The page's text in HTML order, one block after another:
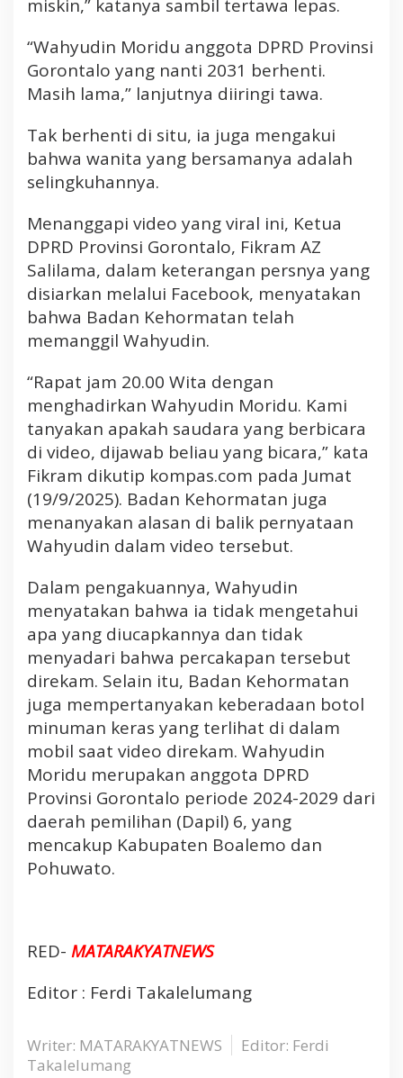
r
N
g
a
I
i
M
a
k
M
s
k
i
n
miskin,” katanya sambil tertawa lepas.
“Wahyudin Moridu anggota DPRD Provinsi
Gorontalo yang nanti 2031 berhenti.
Masih lama,” lanjutnya diiringi tawa.
Tak berhenti di situ, ia juga mengakui
bahwa wanita yang bersamanya adalah
selingkuhannya.
Menanggapi video yang viral ini, Ketua
DPRD Provinsi Gorontalo, Fikram AZ
Salilama, dalam keterangan persnya yang
disiarkan melalui Facebook, menyatakan
bahwa Badan Kehormatan telah
memanggil Wahyudin.
“Rapat jam 20.00 Wita dengan
menghadirkan Wahyudin Moridu. Kami
tanyakan apakah saudara yang berbicara
di video, dijawab beliau yang bicara,” kata
Fikram dikutip kompas.com pada Jumat
(19/9/2025). Badan Kehormatan juga
menanyakan alasan di balik pernyataan
Wahyudin dalam video tersebut.
Dalam pengakuannya, Wahyudin
menyatakan bahwa ia tidak mengetahui
apa yang diucapkannya dan tidak
menyadari bahwa percakapan tersebut
direkam. Selain itu, Badan Kehormatan
juga mempertanyakan keberadaan botol
minuman keras yang terlihat di dalam
mobil saat video direkam. Wahyudin
Moridu merupakan anggota DPRD
Provinsi Gorontalo periode 2024-2029 dari
daerah pemilihan (Dapil) 6, yang
mencakup Kabupaten Boalemo dan
Pohuwato.
RED- MATARAKYATNEWS
Editor : Ferdi Takalelumang
Writer: MATARAKYATNEWS
Editor: Ferdi
Takalelumang